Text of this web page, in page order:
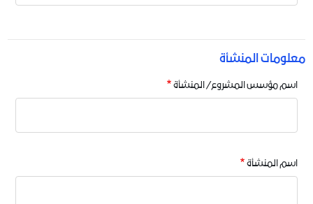
معلومات المنشأة
اسم مؤسس المشروع/ المنشأة
اسم المنشأة